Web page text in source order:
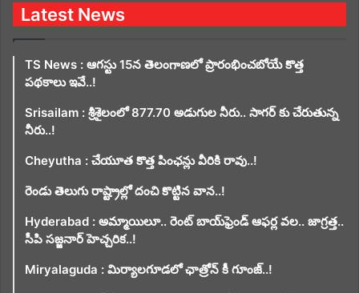
Latest News
TS News : ఆగస్టు 15న తెలంగాణలో ప్రారంభించబోయే కొత్త
పథకాలు ఇవే..!
Srisailam : శ్రీశైలంలో 877.70 అడుగుల నీరు.. సాగర్ కు చేరుతున్న
నీరు..!
Cheyutha : చేయూత కొత్త పింఛన్లు వీరికి రావు..!
రెండు తెలుగు రాష్ట్రాల్లో దంచి కొట్టిన వాన..!
Hyderabad : అమ్మాయిలూ.. రెంట్ బాయ్‌ఫ్రెండ్ ఆఫర్ల వల.. జాగ్రత్త..
సీపి సజ్జనార్ హెచ్చరిక..!
Miryalaguda : మిర్యాలగూడలో ఛాత్రోన్ కీ గూంజ్..!